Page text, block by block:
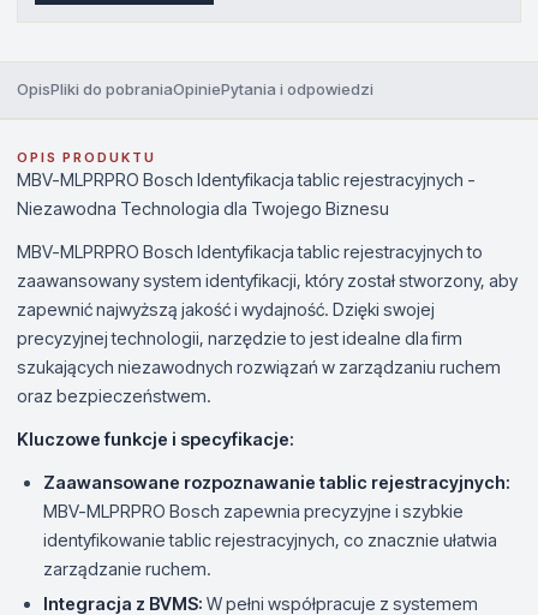
OpisPliki do pobraniaOpiniePytania i odpowiedzi
OPIS PRODUKTU
MBV-MLPRPRO Bosch Identyfikacja tablic rejestracyjnych -
Niezawodna Technologia dla Twojego Biznesu
MBV-MLPRPRO Bosch Identyfikacja tablic rejestracyjnych to
zaawansowany system identyfikacji, który został stworzony, aby
zapewnić najwyższą jakość i wydajność. Dzięki swojej
precyzyjnej technologii, narzędzie to jest idealne dla firm
szukających niezawodnych rozwiązań w zarządzaniu ruchem
oraz bezpieczeństwem.
Kluczowe funkcje i specyfikacje:
Zaawansowane rozpoznawanie tablic rejestracyjnych:
MBV-MLPRPRO Bosch zapewnia precyzyjne i szybkie
identyfikowanie tablic rejestracyjnych, co znacznie ułatwia
zarządzanie ruchem.
Integracja z BVMS: W pełni współpracuje z systemem